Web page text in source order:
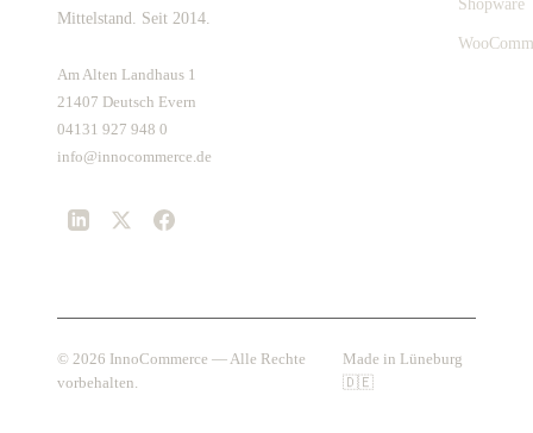
Mittelstand. Seit 2014.
Am Alten Landhaus 1
21407 Deutsch Evern
04131 927 948 0
info@innocommerce.de
Shopware
© 2026 InnoCommerce — Alle Rechte
vorbehalten.
Made in Lüneburg
🇩🇪